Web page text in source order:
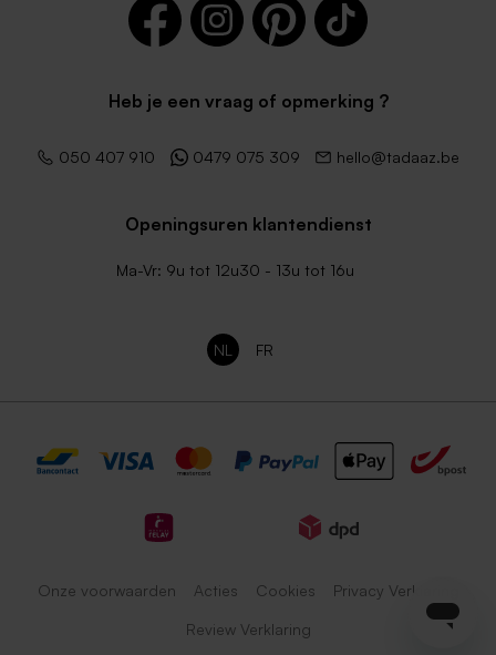
Heb je een vraag of opmerking ?
050 407 910 0479 075 309 hello@tadaaz.be
Openingsuren klantendienst
Ma-Vr: 9u tot 12u30 - 13u tot 16u
NL FR
Onze voorwaarden Acties Cookies Privacy Verklaring
Review Verklaring